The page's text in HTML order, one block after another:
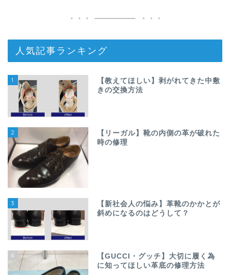
人気記事ランキング
1
【教えてほしい】剥がれてきた中敷
きの交換方法
2
【リーガル】靴の内側の革が破れた
時の修理
3
【新社会人の悩み】革靴のかかとが
斜めになるのはどうして？
4
【GUCCI・グッチ】大切に履く為
に知ってほしい革底の修理方法